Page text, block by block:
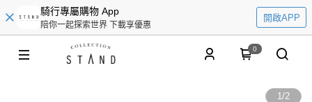
騎行專屬購物 App
陪你一起探索世界 下載享優惠
開啟APP
0
1/2